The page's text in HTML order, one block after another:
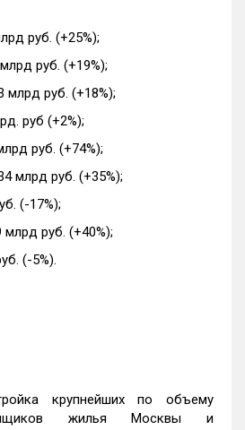
руб. (+25%);
руб. (+19%);
млрд руб. (+18%);
руб (+2%);
руб. (+74%);
млрд руб. (+35%);
(-17%);
млрд руб. (+40%);
(-5%).
крупнейших по объему
жилья Москвы и